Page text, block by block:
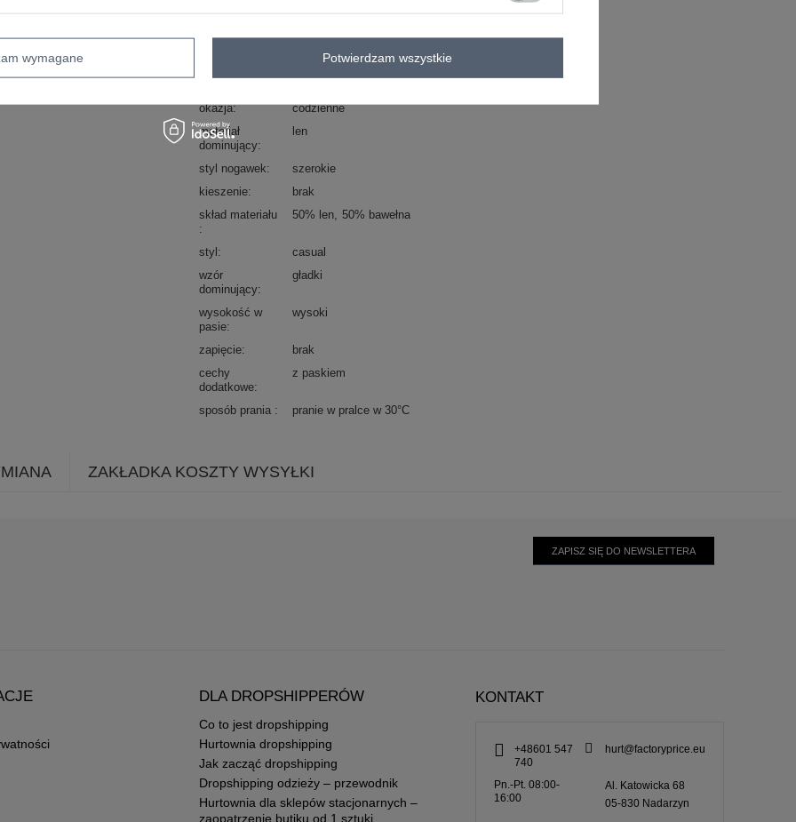
Kod produktu
DHJ-SN-5536.34X
ITALY MODA
okazja
codzienne
materiał
dominujący
len
styl nogawek
szerokie
kieszenie
brak
skład materiału
50% len 50% bawełna
styl
casual
wzór
dominujący
gładki
wysokość w
pasie
wysoki
zapięcie
brak
cechy
dodatkowe
z paskiem
sposób prania pranie w pralce w 30°C
ZAKŁADKA KOSZTY WYSYŁKI
ZAPISZ SIĘ DO NEWSLETTERA
DLA DROPSHIPPERÓW
Co to jest dropshipping
Hurtownia dropshipping
Jak zacząć dropshipping
Dropshipping odzieży – przewodnik
Hurtownia dla sklepów stacjonarnych –
zaopatrzenie butiku od 1 sztuki
KONTAKT
+48601 547
740
hurt@factoryprice.eu
Pn.-Pt. 08:00-
16:00
Al. Katowicka 68
05-830 Nadarzyn
wymagane Potwierdzam wszystkie